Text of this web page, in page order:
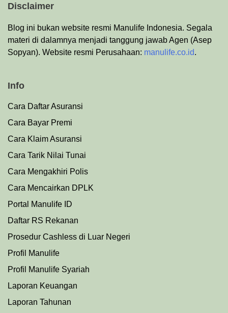
Disclaimer
Blog ini bukan website resmi Manulife Indonesia. Segala
materi di dalamnya menjadi tanggung jawab Agen (Asep
Sopyan). Website resmi Perusahaan: manulife.co.id.
Info
Cara Daftar Asuransi
Cara Bayar Premi
Cara Klaim Asuransi
Cara Tarik Nilai Tunai
Cara Mengakhiri Polis
Cara Mencairkan DPLK
Portal Manulife ID
Daftar RS Rekanan
Prosedur Cashless di Luar Negeri
Profil Manulife
Profil Manulife Syariah
Laporan Keuangan
Laporan Tahunan